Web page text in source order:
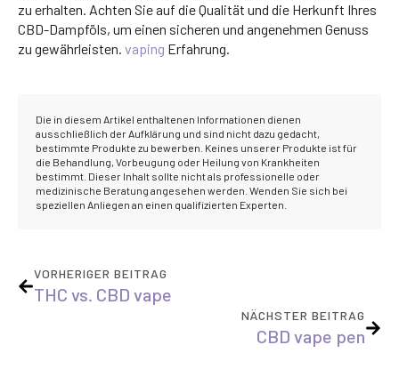
zu erhalten. Achten Sie auf die Qualität und die Herkunft Ihres
CBD-Dampföls, um einen sicheren und angenehmen Genuss
zu gewährleisten. vaping Erfahrung.
Die in diesem Artikel enthaltenen Informationen dienen
ausschließlich der Aufklärung und sind nicht dazu gedacht,
bestimmte Produkte zu bewerben. Keines unserer Produkte ist für
die Behandlung, Vorbeugung oder Heilung von Krankheiten
bestimmt. Dieser Inhalt sollte nicht als professionelle oder
medizinische Beratung angesehen werden. Wenden Sie sich bei
speziellen Anliegen an einen qualifizierten Experten.
VORHERIGER BEITRAG
THC vs. CBD vape
NÄCHSTER BEITRAG
CBD vape pen